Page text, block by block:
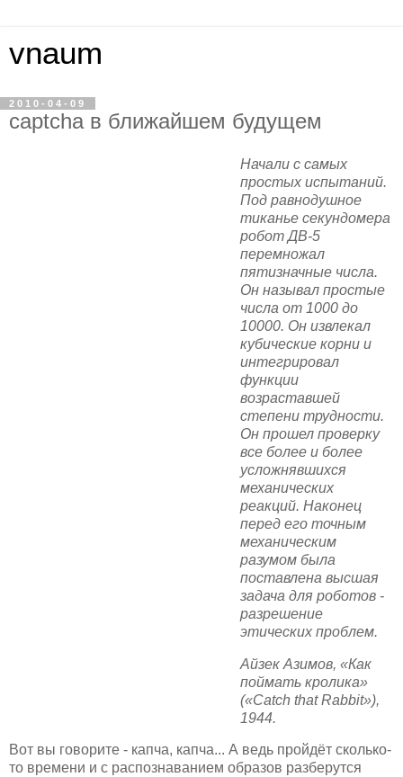
vnaum
2010-04-09
captcha в ближайшем будущем
Начали с самых
простых испытаний.
Под равнодушное
тиканье секундомера
робот ДВ-5
перемножал
пятизначные числа.
Он называл простые
числа от 1000 до
10000. Он извлекал
кубические корни и
интегрировал
функции
возраставшей
степени трудности.
Он прошел проверку
все более и более
усложнявшихся
механических
реакций. Наконец
перед его точным
механическим
разумом была
поставлена высшая
задача для роботов -
разрешение
этических проблем.
Айзек Азимов, «Как
поймать кролика»
(«Catch that Rabbit»),
1944.
Вот вы говорите - капча, капча... А ведь пройдёт сколько-
то времени и с распознаванием образов разберутся